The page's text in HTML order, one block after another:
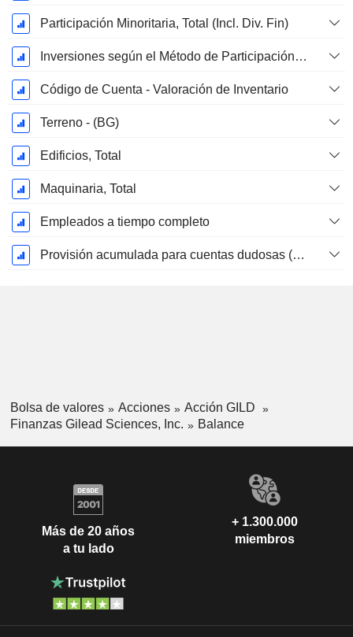
Participación Minoritaria, Total (Incl. Div. Fin)
Inversiones según el Método de Participación, Total
Código de Cuenta - Valoración de Inventario
Terreno - (BG)
Edificios, Total
Maquinaria, Total
Empleados a tiempo completo
Provisión acumulada para cuentas dudosas (Suplemento)
Bolsa de valores Acciones
Acción GILD
Finanzas Gilead Sciences, Inc.
Balance
Más de 20 años
a tu lado
+ 1.300.000
miembros